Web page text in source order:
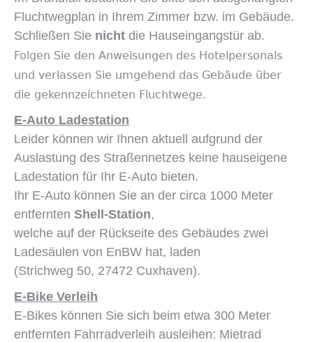
Fluchtwegplan in Ihrem Zimmer bzw. im Gebäude.
Schließen Sie nicht die Hauseingangstür ab.
Folgen Sie den Anweisungen des Hotelpersonals
und verlassen Sie umgehend das Gebäude über
die gekennzeichneten Fluchtwege.
E-Auto Ladestation
Leider können wir Ihnen aktuell aufgrund der
Auslastung des Straßennetzes keine hauseigene
Ladestation für Ihr E-Auto bieten.
Ihr E-Auto können Sie an der circa 1000 Meter
entfernten Shell-Station,
welche auf der Rückseite des Gebäudes zwei
Ladesäulen von EnBW hat, laden
(Strichweg 50, 27472 Cuxhaven).
E-Bike Verleih
E-Bikes können Sie sich beim etwa 300 Meter
entfernten Fahrradverleih ausleihen: Mietrad